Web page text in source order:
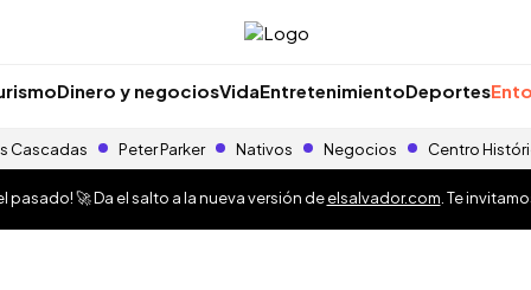
Dinero y negociosVidaEntretenimientoDeportes
Cascadas Peter Parker Nativos Negocios Centro
pasado! 🚀 Da el salto a la nueva versión deelsalvador.com . Te